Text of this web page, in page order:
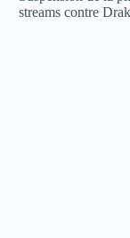
streams contre